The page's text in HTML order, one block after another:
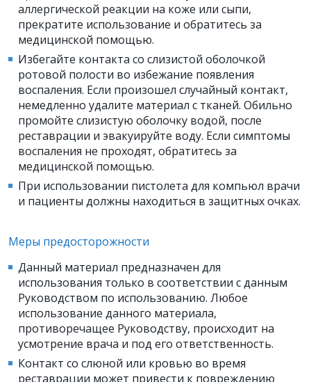
аллергической реакции на коже или сыпи,
прекратите использование и обратитесь за
медицинской помощью.
Избегайте контакта со слизистой оболочкой
ротовой полости во избежание появления
воспаления. Если произошел случайный контакт,
немедленно удалите материал с тканей. Обильно
промойте слизистую оболочку водой, после
реставрации и эвакуируйте воду. Если симптомы
воспаления не проходят, обратитесь за
медицинской помощью.
При использовании пистолета для компьюл врачи
и пациенты должны находиться в защитных очках.
Меры предосторожности
Данный материал предназначен для
использования только в соответствии с данным
Руководством по использованию. Любое
использование данного материала,
противоречащее Руководству, происходит на
усмотрение врача и под его ответственность.
Контакт со слюной или кровью во время
реставрации может привести к повреждению